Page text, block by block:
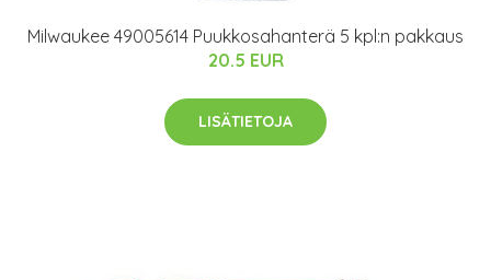
Milwaukee 49005614 Puukkosahanterä 5 kpl:n pakkaus
20.5 EUR
LISÄTIETOJA